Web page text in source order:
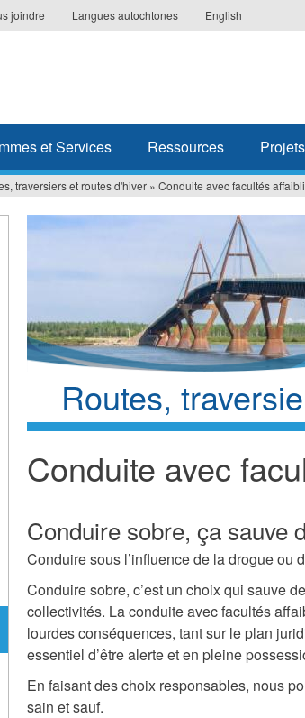
joindre Langues autochtones English
et Services Ressources Projets
traversiers et routes d'hiver » Conduite avec facultés
Routes,
Conduite avec
Conduire sobre, ça sauve
Conduire sous l’influence de la drogue ou
Conduire sobre, c’est un choix qui sauve
collectivités. La conduite avec facultés
lourdes conséquences, tant sur le plan
essentiel d’être alerte et en pleine
En faisant des choix responsables, nous
sain et sauf.